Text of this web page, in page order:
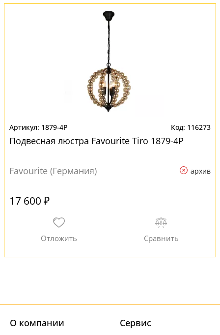
1879-4P 116273
Подвесная люстра Favourite Tiro 1879-4P
Favourite (Германия) архив
17 600 ₽
О компании Cервис